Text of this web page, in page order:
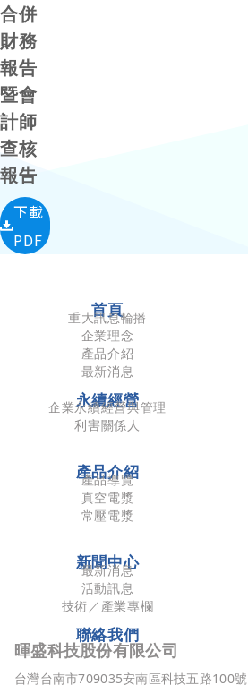
合併
財務
報告
暨會
計師
查核
報告
下載
PDF
首頁
重大訊息輪播
企業理念
產品介紹
最新消息
永續經營
企業永續經營與管理
利害關係人
產品介紹
產品導覽
真空電漿
常壓電漿
新聞中心
最新消息
活動訊息
技術／產業專欄
聯絡我們
暉盛科技股份有限公司
台灣台南市709035安南區科技五路100號